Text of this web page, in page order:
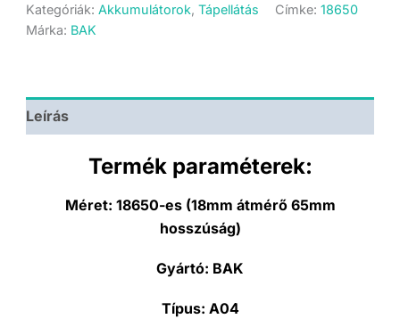
akkumulátor
-
mennyiség
Kategóriák: Akkumulátorok, Tápellátás Címke: 18650
Márka: BAK
Leírás
Termék paraméterek:
Méret: 18650-es (18mm átmérő 65mm
hosszúság)
Gyártó: BAK
Típus: A04